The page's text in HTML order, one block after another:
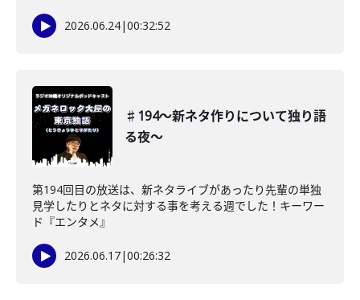
2026.06.24|00:32:52
♯194〜新ネタ作りについて独り語
る夜〜
第194回目の放送は、新ネタライブがあったり先輩の単独
見学したりとネタに対する事を考える週でした！キーワー
ド『エンタメ』
2026.06.17|00:26:32